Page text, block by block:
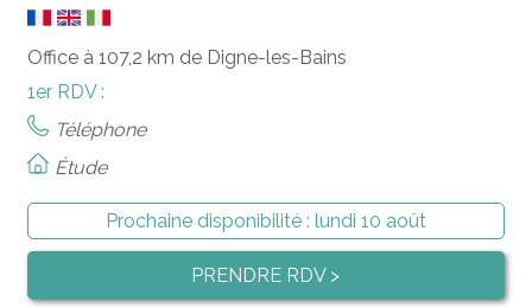
Office à 107,2 km de Digne-les-Bains
1er RDV :
Téléphone
Étude
Prochaine disponibilité : lundi 10 août
PRENDRE RDV >